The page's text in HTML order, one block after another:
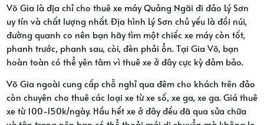
Võ Gia là địa chỉ cho thuê xe máy Quảng Ngãi đi đảo Lý Sơn
uy tín và chất lượng nhất. Địa hình Lý Sơn chủ yếu là đồi núi,
đường quanh co nên bạn hãy tìm một chiếc xe máy còn tốt,
phanh trước, phanh sau, còi, đèn phải ổn. Tại Gia Võ, bạn
hoàn toàn có thể yên tâm vì thuê xe ở đây cực kỳ đảm bảo.
Võ Gia ngoài cung cấp chỗ nghỉ qua đêm cho khách trên đảo
còn chuyên cho thuê các loại xe từ xe số, xe ga, xe ga. Giá thuê
xe từ 100-150k/ngày. Hầu hết xe ở đây đều đã qua sửa chữa